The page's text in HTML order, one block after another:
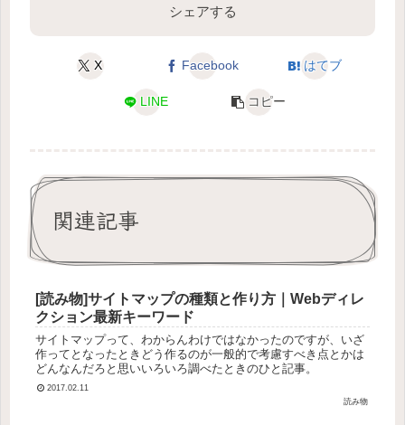
シェアする
X Facebook はてブ
LINE コピー
関連記事
[読み物]サイトマップの種類と作り方｜Webディレ
クション最新キーワード
サイトマップって、わからんわけではなかったのですが、いざ
作ってとなったときどう作るのが一般的で考慮すべき点とかは
どんなんだろと思いいろいろ調べたときのひと記事。
2017.02.11
読み物